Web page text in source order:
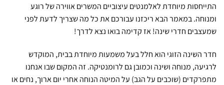
התייחסות מיוחדת לאלמנטים עיצוביים המשרים אווירה של רוגע
ומנוחה. במאמר הבא ריכזנו עבורכם את כל מה שצריך לדעת לפני
שמעצבים חדרי שינה! אז קדימה בואו נצא לדרך!
חדר השינה הזוגי הוא חלל בעל משמעות מיוחדת בבית, המוקדש
לרגיעה, מנוחה ושינה וכמובן גם לרומנטיקה. זה המקום שבו אנחנו
מתפרקדים (שוכבים על הגב) על המיטה הנוחה אחרי יום ארוך, נחים או